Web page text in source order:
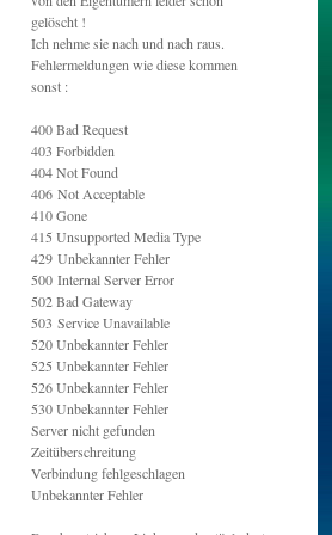
gelöscht !
Ich nehme sie nach und nach raus.
Fehlermeldungen wie diese kommen
sonst :
400 Bad Request
403 Forbidden
404 Not Found
406 Not Acceptable
410 Gone
415 Unsupported Media Type
429 Unbekannter Fehler
500 Internal Server Error
502Bad Gateway
503 Service Unavailable
520Unbekannter Fehler
525 Unbekannter Fehler
526 Unbekannter Fehler
530Unbekannter Fehler
Server nicht gefunden
Zeitüberschreitung
Verbindung fehlgeschlagen
Unbekannter Fehler